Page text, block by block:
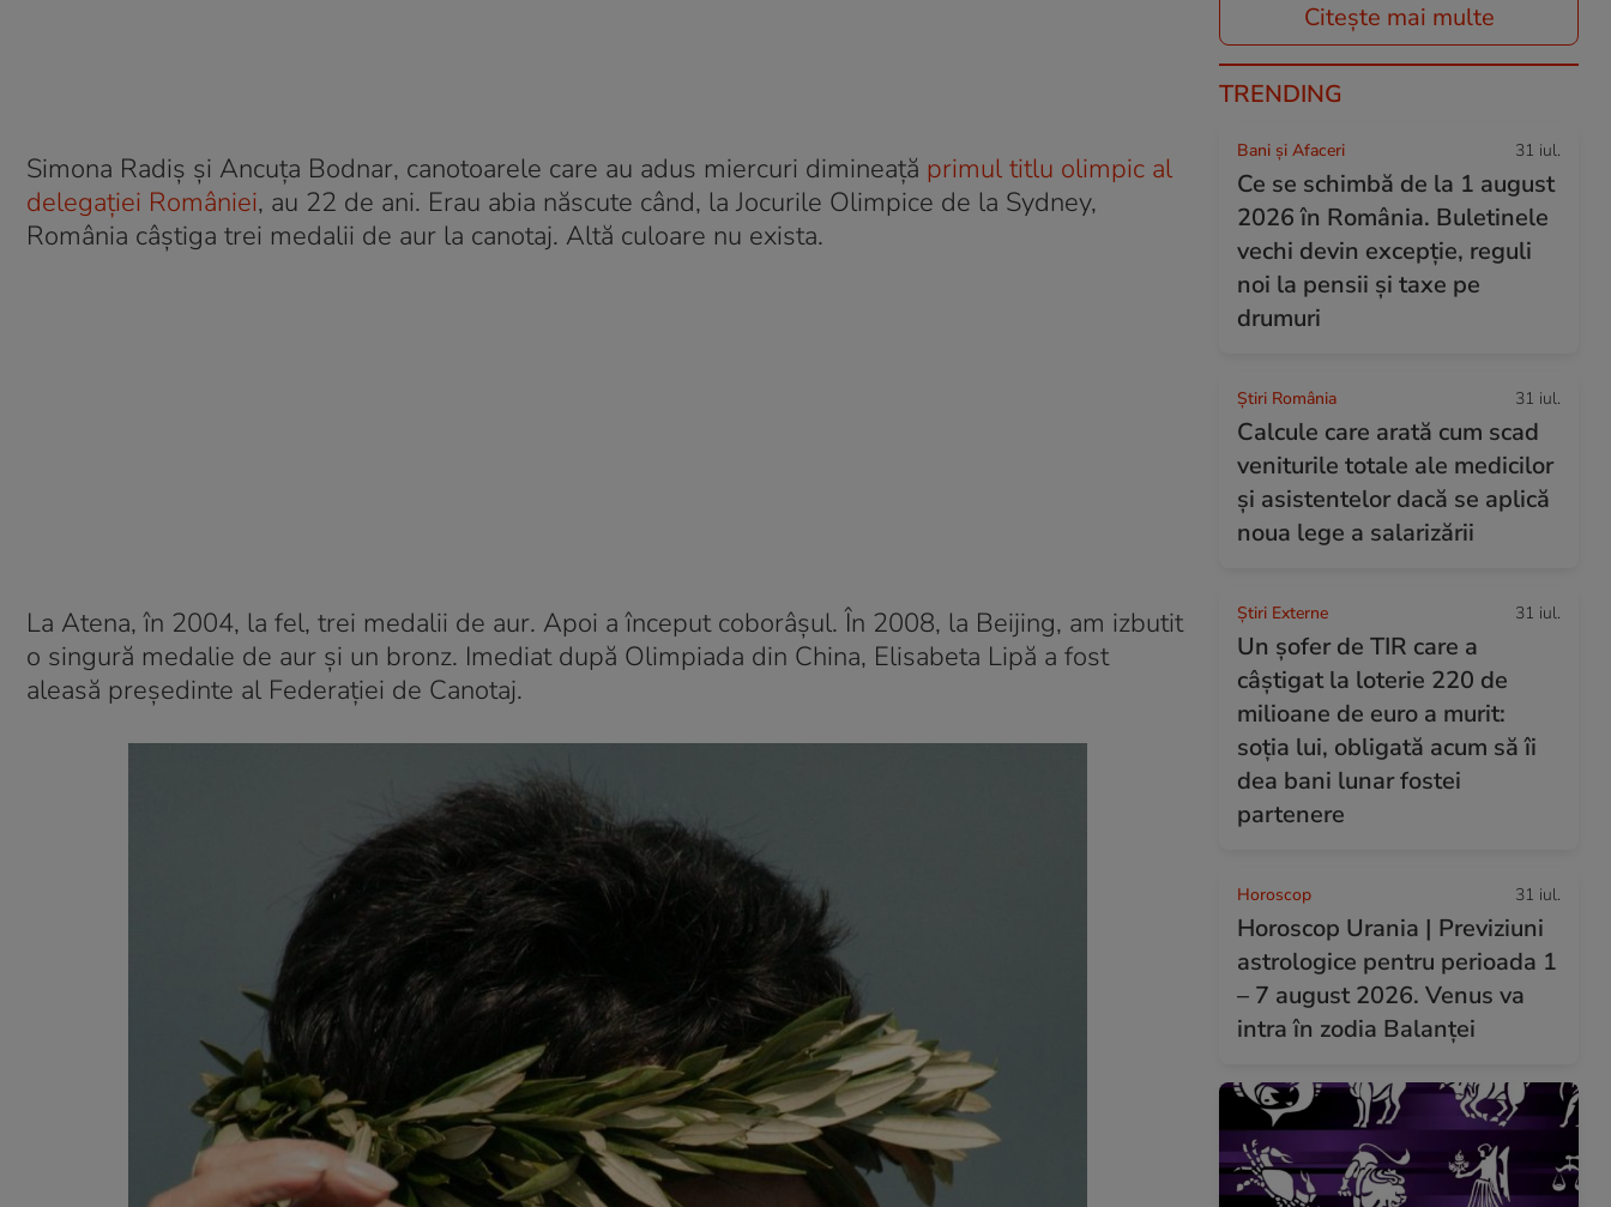
Simona Radiș și Ancuța Bodnar, canotoarele care au adus miercuri dimineață primul titlu olimpic al
delegației României, au 22 de ani. Erau abia născute când, la Jocurile Olimpice de la Sydney,
România câștiga trei medalii de aur la canotaj. Altă culoare nu exista.
La Atena, în 2004, la fel, trei medalii de aur. Apoi a început coborâșul. În 2008, la Beijing, am izbutit
o singură medalie de aur și un bronz. Imediat după Olimpiada din China, Elisabeta Lipă a fost
aleasă președinte al Federației de Canotaj.
Citește mai multe
TRENDING
Bani și Afaceri 31 iul.
Ce se schimbă de la 1 august
2026 în România. Buletinele
vechi devin excepție, reguli
noi la pensii și taxe pe
drumuri
Știri România 31 iul.
Calcule care arată cum scad
veniturile totale ale medicilor
și asistentelor dacă se aplică
noua lege a salarizării
Știri Externe 31 iul.
Un șofer de TIR care a
câștigat la loterie 220 de
milioane de euro a murit:
soția lui, obligată acum să îi
dea bani lunar fostei
partenere
Horoscop 31 iul.
Horoscop Urania | Previziuni
astrologice pentru perioada 1
– 7 august 2026. Venus va
intra în zodia Balanței